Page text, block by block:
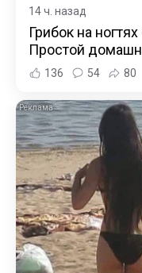
14 ч. назад
Грибок на
Простой
136 54 80